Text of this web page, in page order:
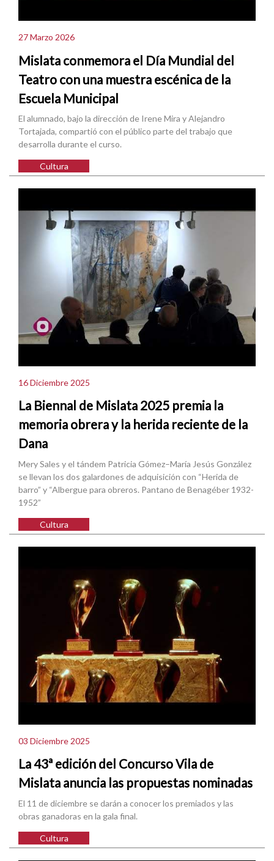
27 Marzo 2026
Mislata conmemora el Día Mundial del
Teatro con una muestra escénica de la
Escuela Municipal
El alumnado, bajo la dirección de Irene Mira y Alejandro
Tortajada, compartió con el público parte del trabajo que
desarrolla durante el curso.
Cultura
16 Diciembre 2025
La Biennal de Mislata 2025 premia la
memoria obrera y la herida reciente de la
Dana
Mery Sales y el tándem Patricia Gómez–María Jesús González
se llevan los dos galardones de adquisición con “Herida de
barro” y “Albergue para obreros. Pantano de Benagéber 1932-
1952”
Cultura
03 Diciembre 2025
La 43ª edición del Concurso Vila de
Mislata anuncia las propuestas nominadas
El 11 de diciembre se darán a conocer los premiados y las
obras ganadoras en la gala final.
Cultura